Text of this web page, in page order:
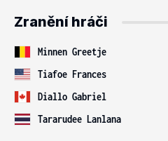
Zranění hráči
Minnen Greetje
Tiafoe Frances
Diallo Gabriel
Tararudee Lanlana